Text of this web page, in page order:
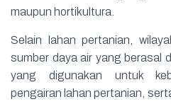
maupun hortikultura.
Selain lahan pertanian,
sumber daya air yang berasal
yang digunakan untuk
pengairan lahan pertanian,